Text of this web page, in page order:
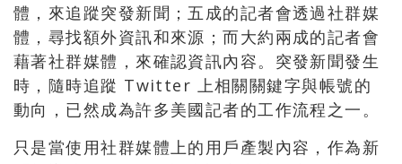
體，來追蹤突發新聞；五成的記者會透過社群媒
體，尋找額外資訊和來源；而大約兩成的記者會
藉著社群媒體，來確認資訊內容。突發新聞發生
時，隨時追蹤 Twitter 上相關關鍵字與帳號的
動向，已然成為許多美國記者的工作流程之一。
只是當使用社群媒體上的用戶產製內容，作為新